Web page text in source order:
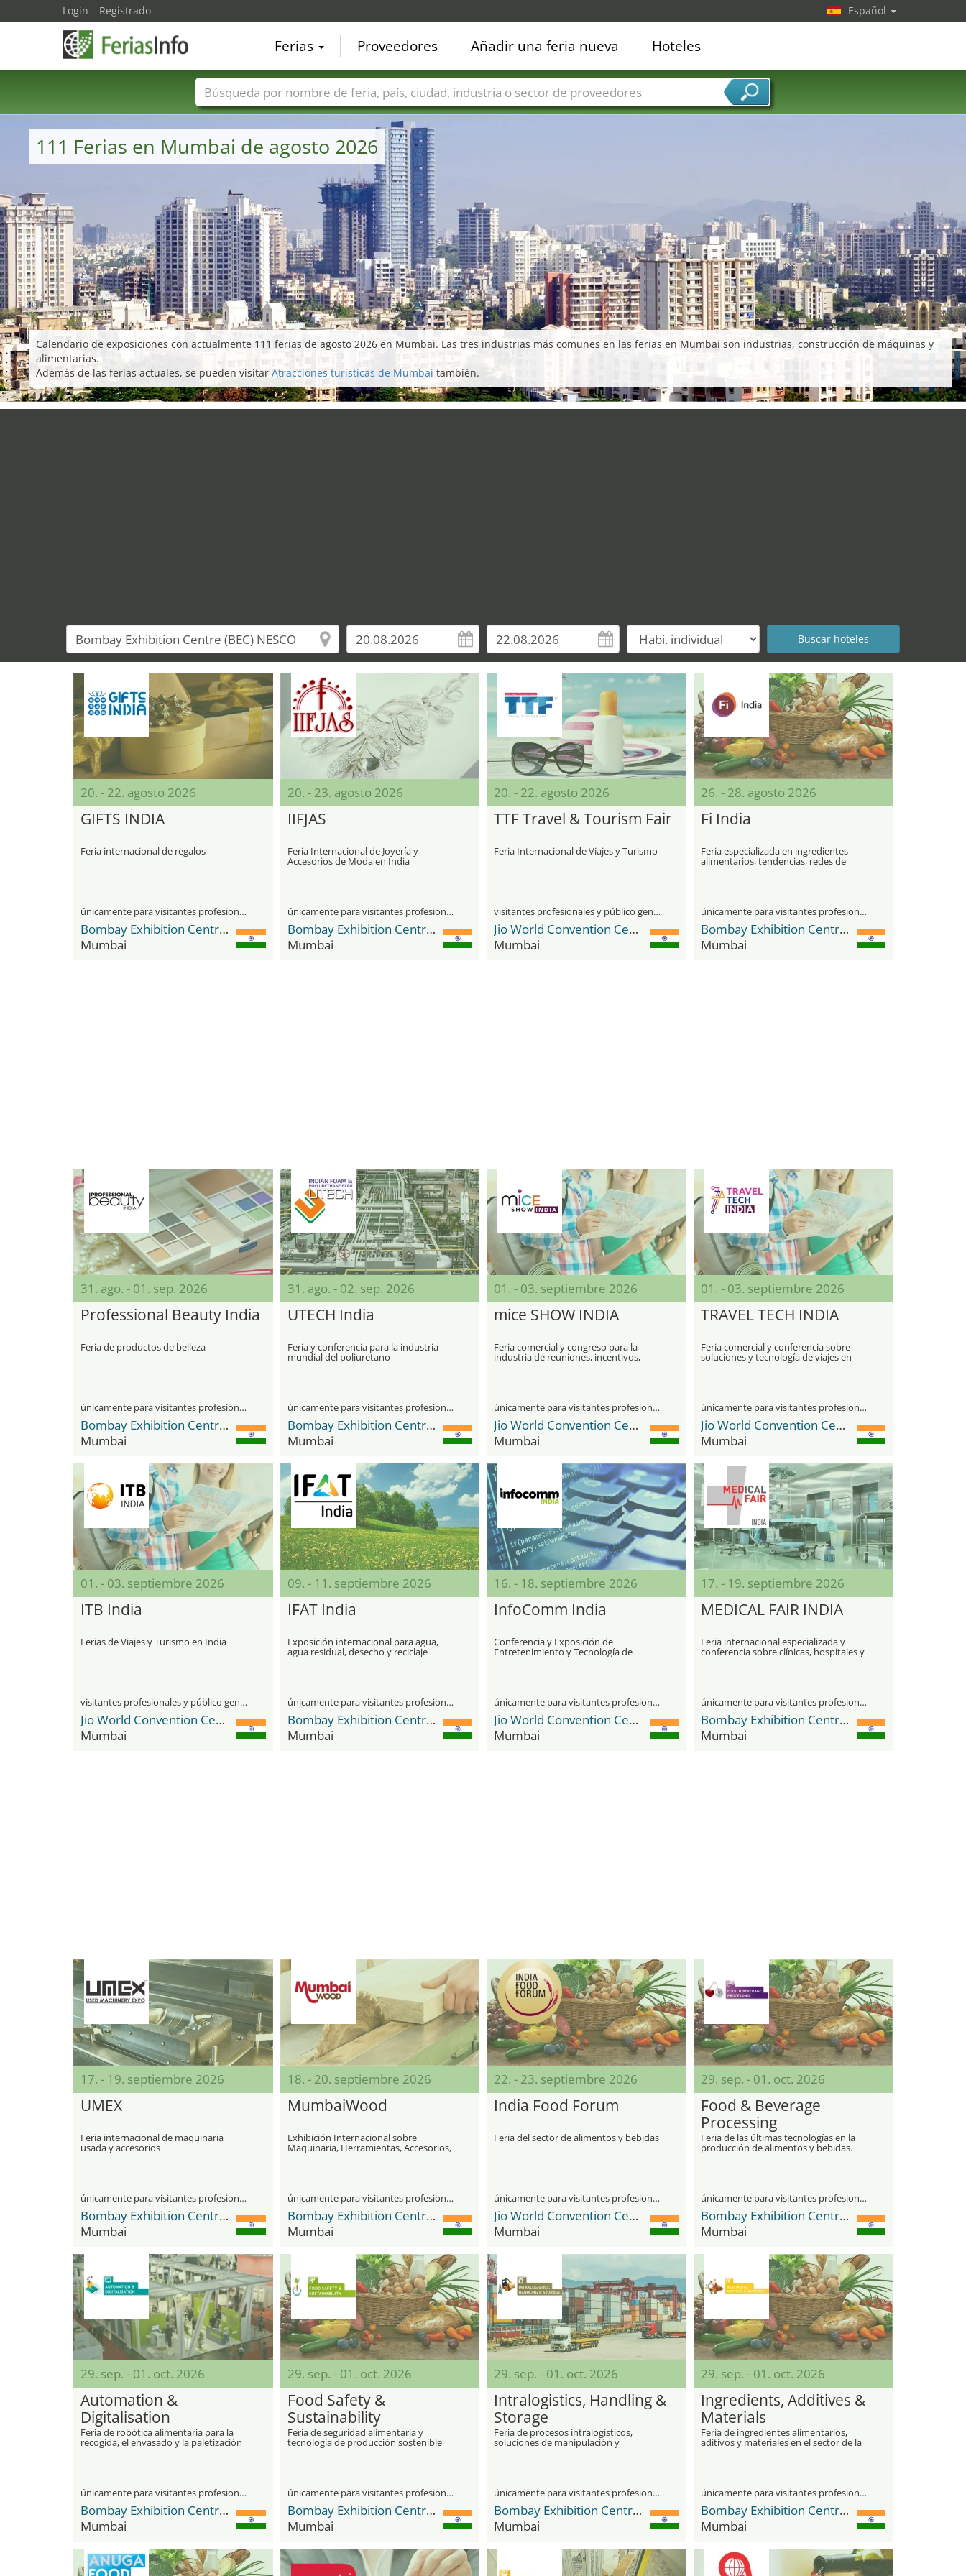
111 Ferias en Mumbai de agosto 2026
Calendario de exposiciones con actualmente 111 ferias de agosto 2026 en Mumbai. Las tres industrias más comunes en las ferias en Mumbai son industrias, construcción de máquinas y
alimentarias.
Además de las ferias actuales, se pueden visitar Atracciones turísticas de Mumbai también.
20. - 22. agosto 2026
GIFTS INDIA
Feria internacional de regalos
únicamente para visitantes profesionales
Bombay Exhibition Centre (BEC) NESCO
Mumbai
20. - 23. agosto 2026
IIFJAS
Feria Internacional de Joyería y
Accesorios de Moda en India
únicamente para visitantes profesionales
Bombay Exhibition Centre (BEC) NESCO
Mumbai
20. - 22. agosto 2026
TTF Travel & Tourism Fair
Feria Internacional de Viajes y Turismo
visitantes profesionales y público general
Jio World Convention Centre
Mumbai
26. - 28. agosto 2026
Fi India
Feria especializada en ingredientes
alimentarios, tendencias, redes de
únicamente para visitantes profesionales
Bombay Exhibition Centre (BEC) NESCO
Mumbai
31. ago. - 01. sep. 2026
Professional Beauty India
Feria de productos de belleza
únicamente para visitantes profesionales
Bombay Exhibition Centre (BEC) NESCO
Mumbai
31. ago. - 02. sep. 2026
UTECH India
Feria y conferencia para la industria
mundial del poliuretano
únicamente para visitantes profesionales
Bombay Exhibition Centre (BEC) NESCO
Mumbai
01. - 03. septiembre 2026
mice SHOW INDIA
Feria comercial y congreso para la
industria de reuniones, incentivos,
únicamente para visitantes profesionales
Jio World Convention Centre
Mumbai
01. - 03. septiembre 2026
TRAVEL TECH INDIA
Feria comercial y conferencia sobre
soluciones y tecnología de viajes en
únicamente para visitantes profesionales
Jio World Convention Centre
Mumbai
01. - 03. septiembre 2026
ITB India
Ferias de Viajes y Turismo en India
visitantes profesionales y público general
Jio World Convention Centre
Mumbai
09. - 11. septiembre 2026
IFAT India
Exposición internacional para agua,
agua residual, desecho y reciclaje
únicamente para visitantes profesionales
Bombay Exhibition Centre (BEC) NESCO
Mumbai
16. - 18. septiembre 2026
InfoComm India
Conferencia y Exposición de
Entretenimiento y Tecnología de
únicamente para visitantes profesionales
Jio World Convention Centre
Mumbai
17. - 19. septiembre 2026
MEDICAL FAIR INDIA
Feria internacional especializada y
conferencia sobre clínicas, hospitales y
únicamente para visitantes profesionales
Bombay Exhibition Centre (BEC) NESCO
Mumbai
17. - 19. septiembre 2026
UMEX
Feria internacional de maquinaria
usada y accesorios
únicamente para visitantes profesionales
Bombay Exhibition Centre (BEC) NESCO
Mumbai
18. - 20. septiembre 2026
MumbaiWood
Exhibición Internacional sobre
Maquinaria, Herramientas, Accesorios,
Materias Primas y Productos para la
únicamente para visitantes profesionales
Bombay Exhibition Centre (BEC) NESCO
Mumbai
22. - 23. septiembre 2026
India Food Forum
Feria del sector de alimentos y bebidas
únicamente para visitantes profesionales
Jio World Convention Centre
Mumbai
29. sep. - 01. oct. 2026
Food & Beverage
Processing
Feria de las últimas tecnologías en la
producción de alimentos y bebidas.
únicamente para visitantes profesionales
Bombay Exhibition Centre (BEC) NESCO
Mumbai
29. sep. - 01. oct. 2026
Automation &
Digitalisation
Feria de robótica alimentaria para la
recogida, el envasado y la paletización
de alimentos
únicamente para visitantes profesionales
Bombay Exhibition Centre (BEC) NESCO
Mumbai
29. sep. - 01. oct. 2026
Food Safety &
Sustainability
Feria de seguridad alimentaria y
tecnología de producción sostenible
únicamente para visitantes profesionales
Bombay Exhibition Centre (BEC) NESCO
Mumbai
29. sep. - 01. oct. 2026
Intralogistics, Handling &
Storage
Feria de procesos intralogísticos,
soluciones de manipulación y
almacenamiento en la industria
únicamente para visitantes profesionales
Bombay Exhibition Centre (BEC) NESCO
Mumbai
29. sep. - 01. oct. 2026
Ingredients, Additives &
Materials
Feria de ingredientes alimentarios,
aditivos y materiales en el sector de la
tecnología F&B
únicamente para visitantes profesionales
Bombay Exhibition Centre (BEC) NESCO
Mumbai
Login Registrado Español
Ferias Proveedores Añadir una feria nueva Hoteles
Nombres de ferias Países Ciudades Sectores de ferias Sectores de proveedor de servicios